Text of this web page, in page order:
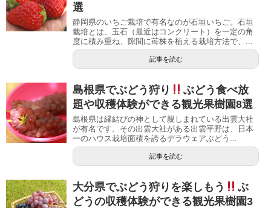
選
静岡県のいちご栽培で有名なのが石垣いちご。石垣
栽培とは、玉石（最近はコンクリート）を一定の角
度に積み重ね、隙間に苺株を植える栽培方法で、...
記事を読む
島根県でぶどう狩り
ぶどう食べ放
題や収穫体験ができる観光果樹園8選
島根県は縁結びの神として親しまれている出雲大社
が有名です。その出雲大社がある出雲平野は、日本
一のハウス栽培面積を誇るデラウェアぶどう...
記事を読む
大分県でぶどう狩りを楽しもう
ぶ
どうの収穫体験ができる観光果樹園3